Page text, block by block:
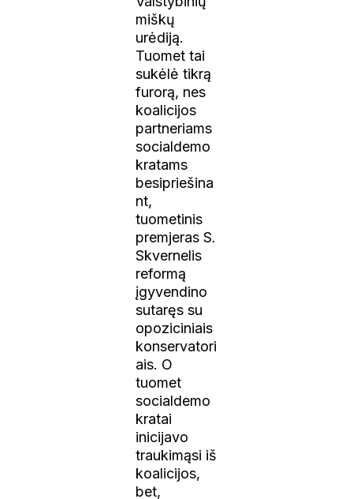
miškų
urėdiją.
Tuomet tai
sukėlė tikrą
furorą, nes
koalicijos
partneriams
socialdemo
kratams
besipriešina
nt,
tuometinis
premjeras S.
Skvernelis
reformą
įgyvendino
sutaręs su
opoziciniais
konservatori
ais. O
tuomet
socialdemo
kratai
inicijavo
traukimąsi iš
koalicijos,
bet,